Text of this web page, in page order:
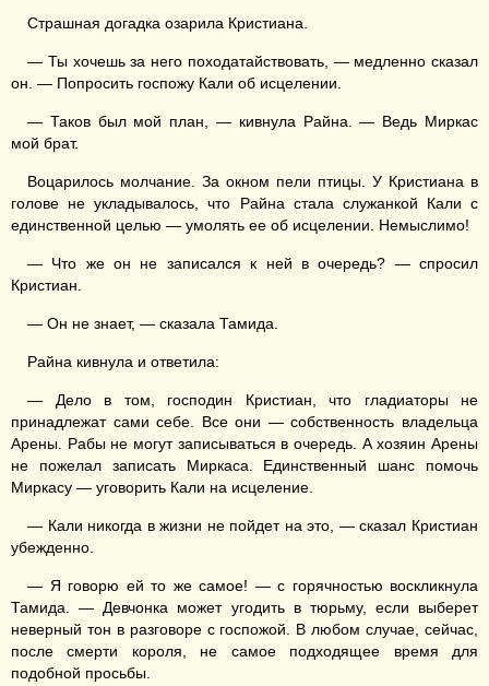
Страшная догадка озарила Кристиана.
— Ты хочешь за него походатайствовать, — медленно сказал
он. — Попросить госпожу Кали об исцелении.
— Таков был мой план, — кивнула Райна. — Ведь Миркас
мой брат.
Воцарилось молчание. За окном пели птицы. У Кристиана в
голове не укладывалось, что Райна стала служанкой Кали с
единственной целью — умолять ее об исцелении. Немыслимо!
— Что же он не записался к ней в очередь? — спросил
Кристиан.
— Он не знает, — сказала Тамида.
Райна кивнула и ответила:
— Дело в том, господин Кристиан, что гладиаторы не
принадлежат сами себе. Все они — собственность владельца
Арены. Рабы не могут записываться в очередь. А хозяин Арены
не пожелал записать Миркаса. Единственный шанс помочь
Миркасу — уговорить Кали на исцеление.
— Кали никогда в жизни не пойдет на это, — сказал Кристиан
убежденно.
— Я говорю ей то же самое! — с горячностью воскликнула
Тамида. — Девчонка может угодить в тюрьму, если выберет
неверный тон в разговоре с госпожой. В любом случае, сейчас,
после смерти короля, не самое подходящее время для
подобной просьбы.